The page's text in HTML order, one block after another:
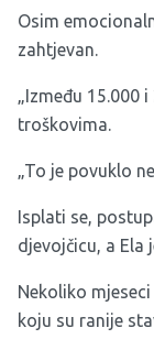
Osim
zahtjevan.
„Između 15.000
troškovima.
„To je povuklo
Isplati se,
djevojčicu, a Ela
Nekoliko
koju su ranije